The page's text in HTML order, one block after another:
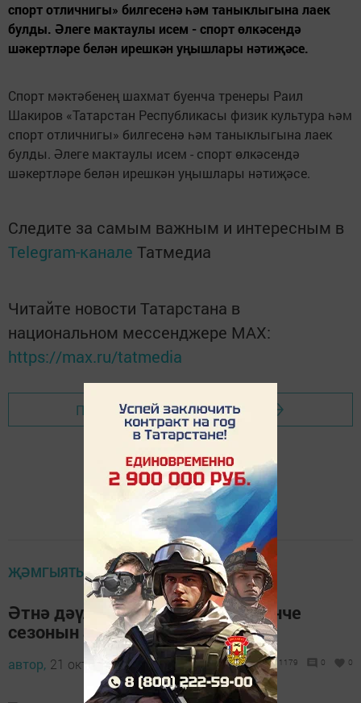
спорт отличнигы» билгесенә һәм таныклыгына лаек
булды. Әлеге мактаулы исем - спорт өлкәсендә
шәкертләре белән ирешкән уңышлары нәтиҗәсе.
Спорт мәктәбенең шахмат буенча тренеры Раил
Шакиров «Татарстан Республикасы физик культура һәм
спорт отличнигы» билгесенә һәм таныклыгына лаек
булды. Әлеге мактаулы исем - спорт өлкәсендә
шәкертләре белән ирешкән уңышлары нәтиҗәсе.
Следите за самым важным и интересным в
Telegram-канале Татмедиа
Читайте новости Татарстана в
национальном мессенджере MАХ:
https://max.ru/tatmedia
Перейти на страницу новости
ҖӘМГЫЯТЬ
Әтнә дәүләт драма театры 100нче
сезонын ачты (фотоларда)
автор, 21 октябрь 2017 - 04:59 1179 0 0